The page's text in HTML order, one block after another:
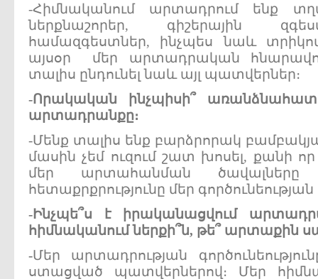
-Հիմնականում արտադրում ենք
ներքնաշորեր, գիշերային
համազգեստներ, ինչպես նաև
այսօր մեր արտադրական
տալիս ընդունել նաև այլ պատվերներ։
-Որակական ինչպիսի՞
արտադրանքը։
-Մենք տալիս ենք բարձրորակ
մասին չեմ ուզում շատ խոսել, քանի
մեր արտահանման
հետաքրքրությունը մեր
-Ինչպե՞ս է իրականացվում
հիմնականում ներքի՞ն, թե՞ արտաքին
-Մեր արտադրության
ստացված պատվերներով։ Մեր